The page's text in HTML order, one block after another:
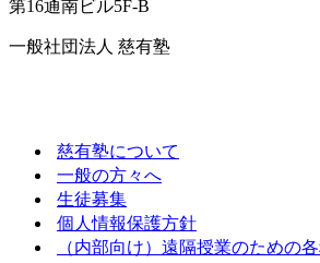
第16通南ビル5F-B
一般社団法人 慈有塾
慈有塾について
一般の方々へ
生徒募集
個人情報保護方針
（内部向け）遠隔授業のための